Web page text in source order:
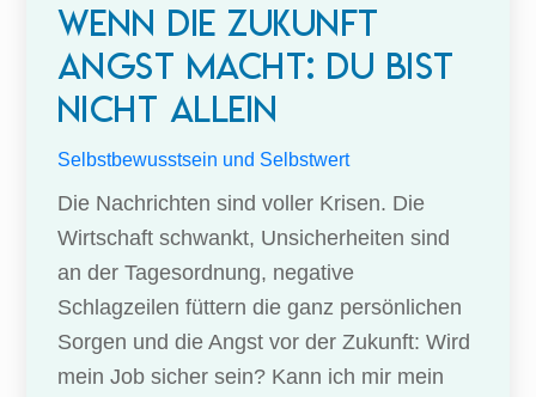
Wenn die Zukunft
Angst macht: Du bist
nicht allein
Selbstbewusstsein und Selbstwert
Die Nachrichten sind voller Krisen. Die
Wirtschaft schwankt, Unsicherheiten sind
an der Tagesordnung, negative
Schlagzeilen füttern die ganz persönlichen
Sorgen und die Angst vor der Zukunft: Wird
mein Job sicher sein? Kann ich mir mein